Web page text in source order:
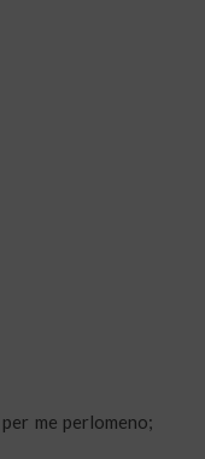
me perlomeno;